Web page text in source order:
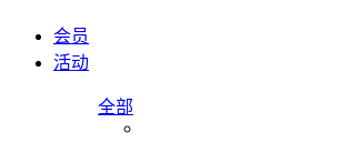
会员
活动
全部